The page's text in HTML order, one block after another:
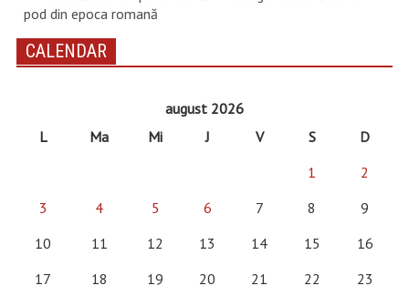
pod din epoca romană
CALENDAR
august 2026
L
Ma Mi J V S
D
1
2
3
4 5 6 7 8
9
10
11 12 13 14 15
16
17
18 19 20 21 22
23